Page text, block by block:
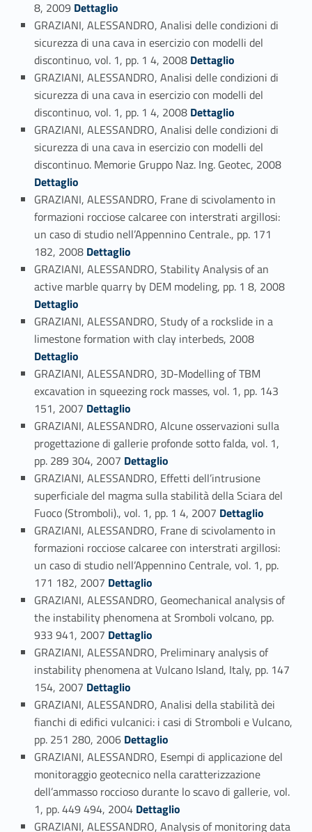
8, 2009 Dettaglio
GRAZIANI, ALESSANDRO, Analisi delle condizioni di
sicurezza di una cava in esercizio con modelli del
discontinuo, vol. 1, pp. 1 4, 2008 Link identifier #identifier_person_139039-41
Dettaglio
GRAZIANI, ALESSANDRO, Analisi delle condizioni di
sicurezza di una cava in esercizio con modelli del
discontinuo, vol. 1, pp. 1 4, 2008 Link identifier #identifier_person_46264-42
Dettaglio
GRAZIANI, ALESSANDRO, Analisi delle condizioni di
sicurezza di una cava in esercizio con modelli del
discontinuo. Memorie Gruppo Naz. Ing. Geotec, 2008Link identifier #identifier_person_119955-43
Dettaglio
GRAZIANI, ALESSANDRO, Frane di scivolamento in
formazioni rocciose calcaree con interstrati argillosi:
un caso di studio nell’Appennino Centrale., pp. 171
182, 2008 Link identifier #identifier_person_109207-44
Dettaglio
GRAZIANI, ALESSANDRO, Stability Analysis of an
active marble quarry by DEM modeling, pp. 1 8, 2008Link identifier #identifier_person_75696-45
Dettaglio
GRAZIANI, ALESSANDRO, Study of a rockslide in a
limestone formation with clay interbeds, 2008Link identifier #identifier_person_166498-46
Dettaglio
GRAZIANI, ALESSANDRO, 3D-Modelling of TBM
excavation in squeezing rock masses, vol. 1, pp. 143
151, 2007 Link identifier #identifier_person_4966-47
Dettaglio
GRAZIANI, ALESSANDRO, Alcune osservazioni sulla
progettazione di gallerie profonde sotto falda, vol. 1,
pp. 289 304, 2007 Link identifier #identifier_person_24389-48
Dettaglio
GRAZIANI, ALESSANDRO, Effetti dell’intrusione
superficiale del magma sulla stabilità della Sciara del
Fuoco (Stromboli)., vol. 1, pp. 1 4, 2007 Link identifier #identifier_person_125605-49
Dettaglio
GRAZIANI, ALESSANDRO, Frane di scivolamento in
formazioni rocciose calcaree con interstrati argillosi:
un caso di studio nell’Appennino Centrale, vol. 1, pp.
171 182, 2007 Link identifier #identifier_person_58762-50
Dettaglio
GRAZIANI, ALESSANDRO, Geomechanical analysis of
the instability phenomena at Sromboli volcano, pp.
933 941, 2007 Link identifier #identifier_person_90456-51
Dettaglio
GRAZIANI, ALESSANDRO, Preliminary analysis of
instability phenomena at Vulcano Island, Italy, pp. 147
154, 2007 Link identifier #identifier_person_186594-52
Dettaglio
GRAZIANI, ALESSANDRO, Analisi della stabilità dei
fianchi di edifici vulcanici: i casi di Stromboli e Vulcano,
pp. 251 280, 2006 Link identifier #identifier_person_197697-53
Dettaglio
GRAZIANI, ALESSANDRO, Esempi di applicazione del
monitoraggio geotecnico nella caratterizzazione
dell’ammasso roccioso durante lo scavo di gallerie, vol.
1, pp. 449 494, 2004 Link identifier #identifier_person_115807-54
Dettaglio
GRAZIANI, ALESSANDRO, Analysis of monitoring data